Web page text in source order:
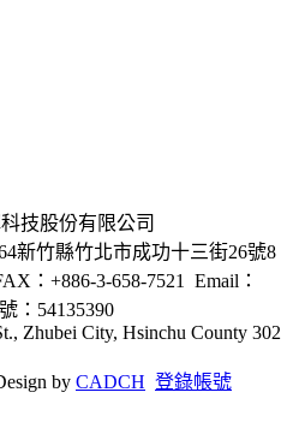
新竹縣竹北市成功十三街26號8
：+886-3-658-7521 Email：
：54135390
Zhubei City, Hsinchu County 302
by CADCH 登錄帳號